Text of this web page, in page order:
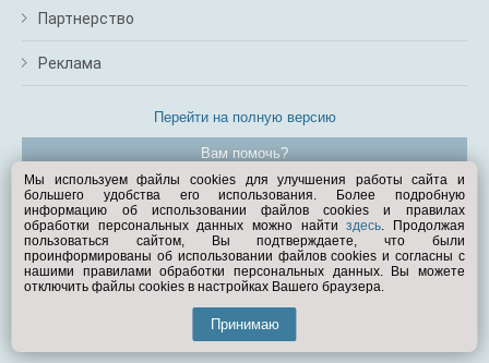
Партнерство
Реклама
Перейти на полную версию
Вам помочь?
© Exist.ru 1998—2026
Мы используем файлы cookies для улучшения работы сайта и
большего удобства его использования. Более подробную
информацию об использовании файлов cookies и правилах
обработки персональных данных можно найтиздесь. Продолжая
пользоваться сайтом, Вы подтверждаете, что были
проинформированы об использовании файлов cookies и согласны с
нашими правилами обработки персональных данных. Вы можете
отключить файлы cookies в настройках Вашего браузера.
Принимаю